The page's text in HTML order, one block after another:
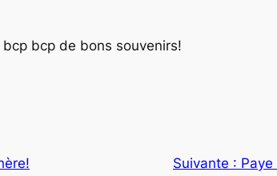
bcp de bons souvenirs!
Suivante :